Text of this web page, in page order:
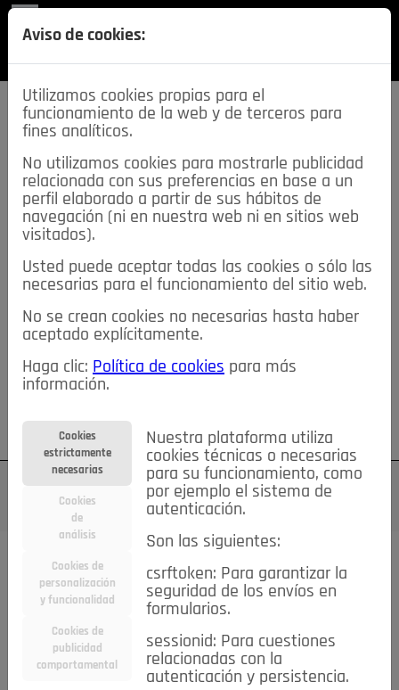
SECCIONES
descarga esta
REVISTA
≡NOTICIAS
NOTICIAS SERVICIOS DE INTERÉS
TABLÓN DE ANUNCIOS MIS ANUNCIOS CONTACTO
NOSOTROS
Su cuenta Regístrese ¿Olvidó su contraseña?
TODAS Deporte Bicicletas Deportes y Ocio
Electrodomésticos
Niños y Bebés Inmobiliaria Construcción y Reformas
Moda Accesorios Ropa Motor
Aviso de cookies:
Utilizamos cookies propias para el
funcionamiento de la web y de terceros para
fines analíticos.
No utilizamos cookies para mostrarle publicidad
relacionada con sus preferencias en base a un
perfil elaborado a partir de sus hábitos de
navegación (ni en nuestra web ni en sitios web
visitados).
Usted puede aceptar todas las cookies o sólo las
necesarias para el funcionamiento del sitio web.
No se crean cookies no necesarias hasta haber
aceptado explícitamente.
Haga clic: Política de cookies para más
información.
Cookies
estrictamente
necesarias
Cookies
de
análisis
Cookies de
personalización
y funcionalidad
Cookies de
publicidad
comportamental
Nuestra plataforma utiliza
cookies técnicas o necesarias
para su funcionamiento, como
por ejemplo el sistema de
autenticación.
Son las siguientes:
csrftoken: Para garantizar la
seguridad de los envíos en
formularios.
sessionid: Para cuestiones
relacionadas con la
autenticación y persistencia.